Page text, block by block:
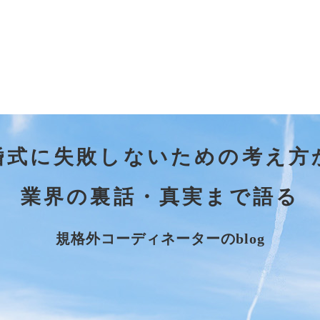
式に失敗しないための考え方
業界の裏話・真実まで語る
規格外コーディネーターのblog